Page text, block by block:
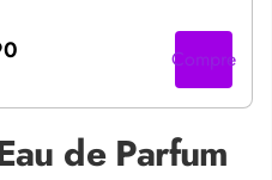
Compre
de Parfum